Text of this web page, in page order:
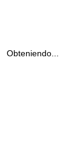
Obteniendo...